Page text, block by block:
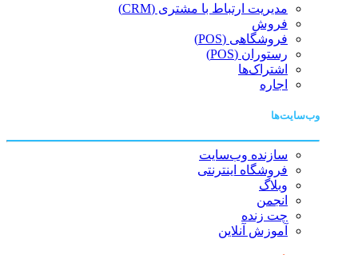
مدیریت ارتباط با مشتری (CRM)
فروش
فروشگاهی (POS)
رستوران (POS)
اشتراک‌ها
اجاره
وب‌سایت‌ها
سازنده وب‌سایت
فروشگاه اینترنتی
وبلاگ
انجمن
چت زنده
آموزش آنلاین